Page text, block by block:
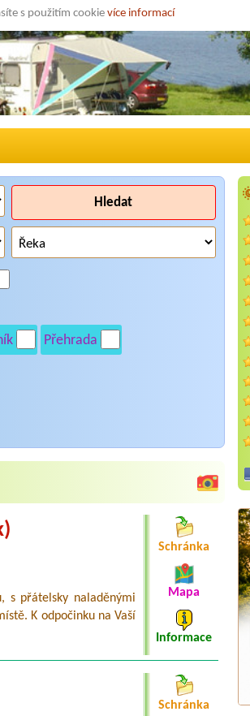
s použitím cookie více informací
4
Hledat
Přehrada
s přátelsky naladěnými
K odpočinku na Vaší
Schránka
Mapa
Informace
Schránka